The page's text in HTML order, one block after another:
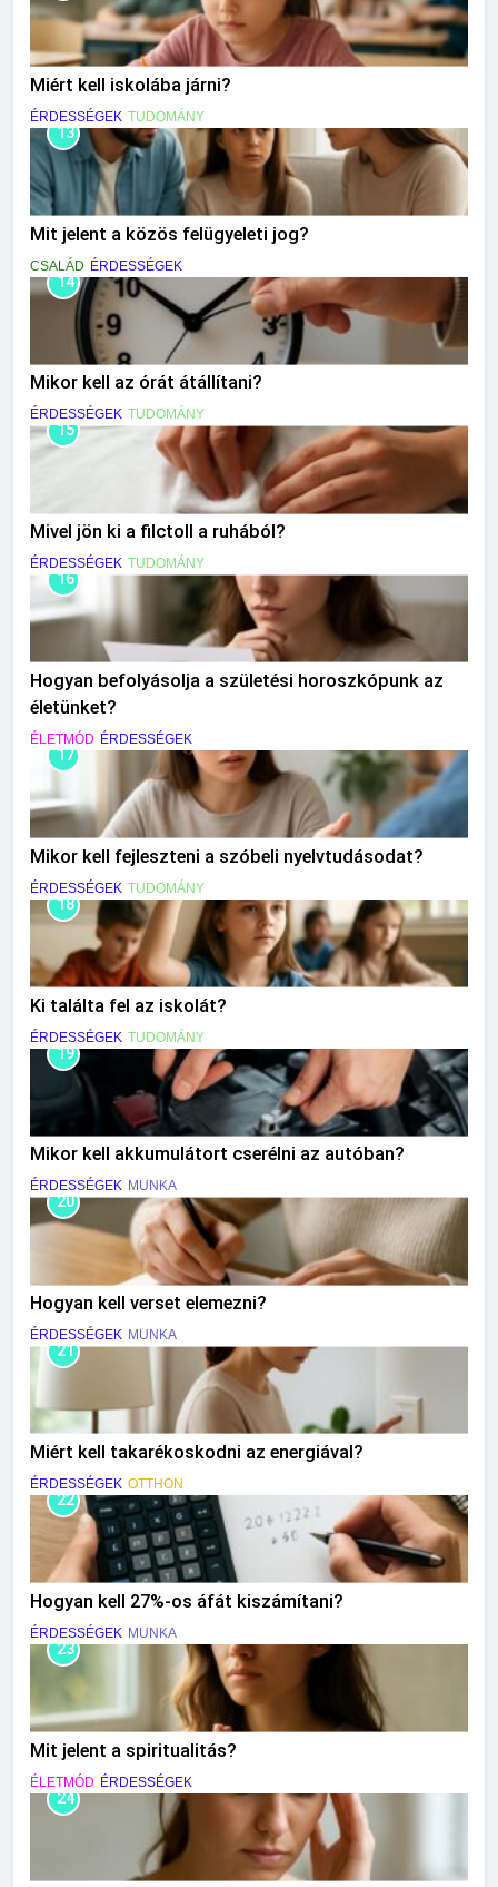
Miért kell iskolába járni?
ÉRDESSÉGEK TUDOMÁNY
13
Mit jelent a közös felügyeleti jog?
CSALÁD ÉRDESSÉGEK
14
Mikor kell az órát átállítani?
ÉRDESSÉGEK TUDOMÁNY
15
Mivel jön ki a filctoll a ruhából?
ÉRDESSÉGEK TUDOMÁNY
16
Hogyan befolyásolja a születési horoszkópunk az
életünket?
ÉLETMÓD ÉRDESSÉGEK
17
Mikor kell fejleszteni a szóbeli nyelvtudásodat?
ÉRDESSÉGEK TUDOMÁNY
18
Ki találta fel az iskolát?
ÉRDESSÉGEK TUDOMÁNY
19
Mikor kell akkumulátort cserélni az autóban?
ÉRDESSÉGEK MUNKA
20
Hogyan kell verset elemezni?
ÉRDESSÉGEK MUNKA
21
Miért kell takarékoskodni az energiával?
ÉRDESSÉGEK OTTHON
22
Hogyan kell 27%-os áfát kiszámítani?
ÉRDESSÉGEK MUNKA
23
Mit jelent a spiritualitás?
ÉLETMÓD ÉRDESSÉGEK
24